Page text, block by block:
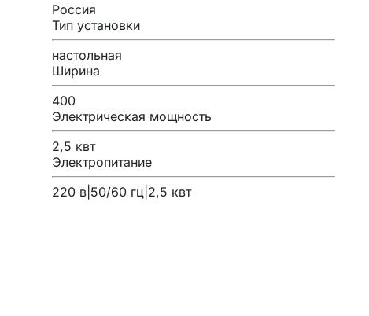
Россия
Тип установки
настольная
Ширина
400
Электрическая мощность
2,5 квт
Электропитание
220 в|50/60 гц|2,5 квт